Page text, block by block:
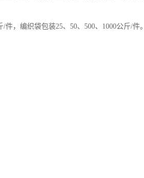
，编织袋包装25、50、500、1000公斤/件。